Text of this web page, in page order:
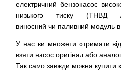
електричний бензонасос
низького
тиску (ТНВД
виносний чи паливний модуль в
У нас ви множети отримати
взяти насос оригінал або аналог
Так само завжди можна купити